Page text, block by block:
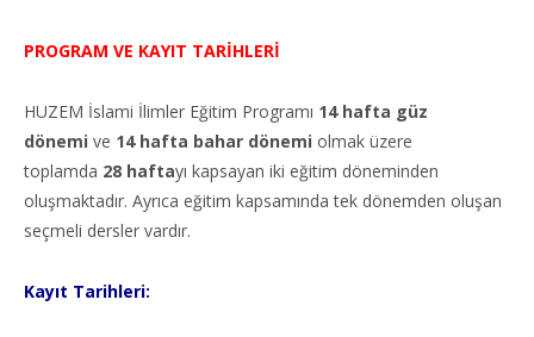
PROGRAM VE KAYIT TARİHLERİ
HUZEM İslami İlimler Eğitim Programı 14 hafta güz
dönemi ve 14 hafta bahar dönemi olmak üzere
toplamda 28 haftayı kapsayan iki eğitim döneminden
oluşmaktadır. Ayrıca eğitim kapsamında tek dönemden oluşan
seçmeli dersler vardır.
Kayıt Tarihleri: